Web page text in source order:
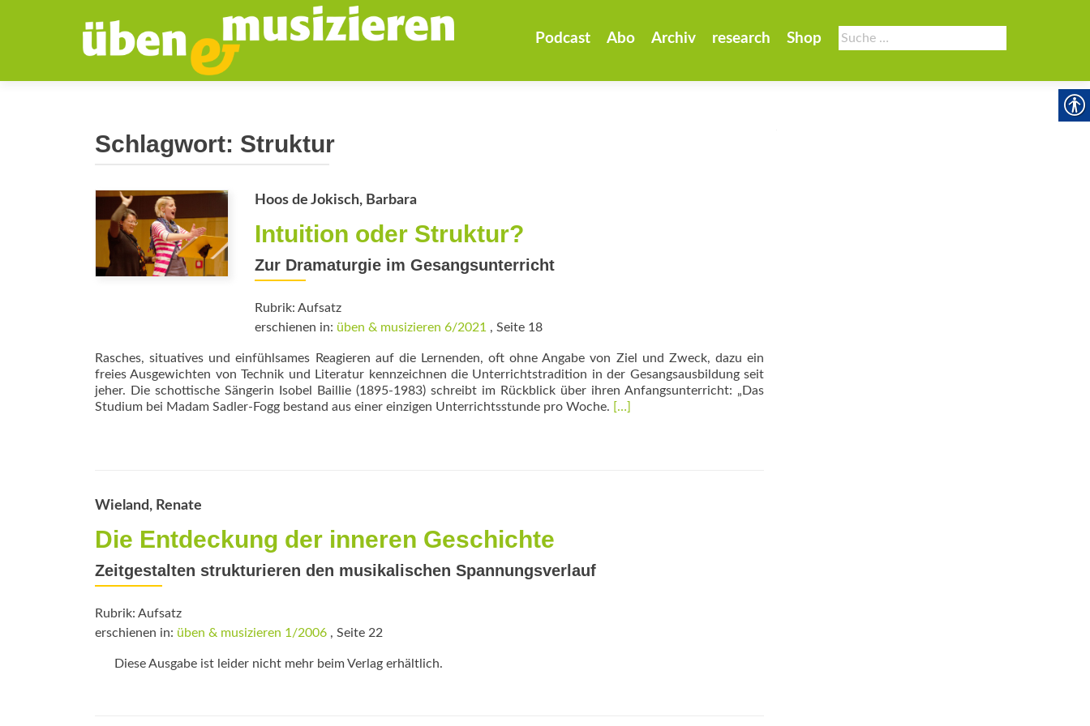
Suche
nach:
Podcast Abo Archiv research Shop
Schlagwort: Struktur
Hoos de Jokisch, Barbara
Intuition oder Struktur?
Zur Dramaturgie im Gesangsunterricht
Rubrik: Aufsatz
erschienen in: üben & musizieren 6/2021 , Seite 18
Rasches, situatives und einfühlsames Reagieren auf die Lernenden, oft ohne Angabe von Ziel und Zweck, dazu ein
freies Ausgewichten von Technik und Literatur kennzeichnen die Unterrichtstradition in der Gesangsausbildung seit
jeher. Die schottische Sängerin Isobel Baillie (1895-1983) schreibt im Rückblick über ihren Anfangsunterricht: „Das
Studium bei Madam Sadler-Fogg bestand aus einer einzigen Unterrichtsstunde pro Woche. Read
[…]
Wieland, Renate
Die Entdeckung der inneren Geschichte
Zeitgestalten strukturieren den musikalischen Spannungsverlauf
Rubrik: Aufsatz
erschienen in: üben & musizieren 1/2006 , Seite 22
Diese Ausgabe ist leider nicht mehr beim Verlag erhältlich.